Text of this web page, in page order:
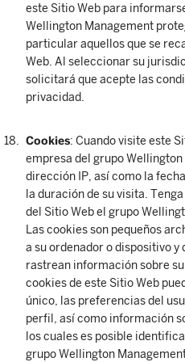
este Sitio Web para
Wellington Management
particular aquellos que se
Web. Al seleccionar su
solicitará que acepte las
privacidad.
Cookies: Cuando visite este
empresa del grupo
dirección IP, así como la
la duración de su visita.
del Sitio Web el grupo
Las cookies son pequeños
a su ordenador o dispositivo y
rastrean información sobre
cookies de este Sitio Web
único, las preferencias del
perfil, así como información
los cuales es posible
grupo Wellington